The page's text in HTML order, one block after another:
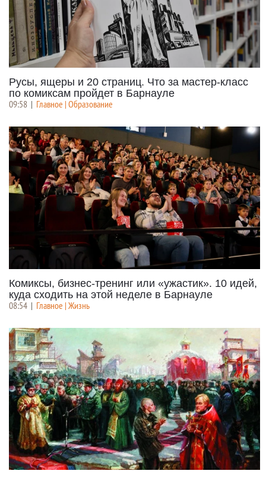
Русы, ящеры и 20 страниц. Что за мастер-класс
по комиксам пройдет в Барнауле
09:58 | Главное | Образование
Комиксы, бизнес-тренинг или «ужастик». 10 идей,
куда сходить на этой неделе в Барнауле
08:54 | Главное | Жизнь